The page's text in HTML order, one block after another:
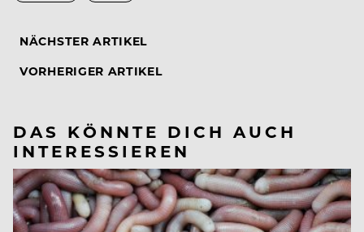
NÄCHSTER ARTIKEL
VORHERIGER ARTIKEL
DAS KÖNNTE DICH AUCH
INTERESSIEREN